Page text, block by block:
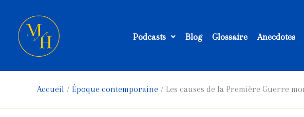
contenu
Podcasts Blog Glossaire Anecdotes
Accueil Époque contemporaine Les causes de la Première Guerre